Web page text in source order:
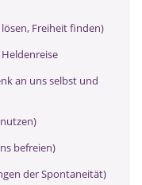
Freiheit finden)
an uns selbst und
befreien)
der Spontaneität)